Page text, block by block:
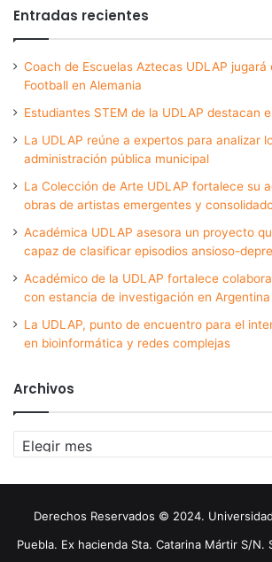
Entradas recientes
Coach de Escuelas Aztecas UDLAP jugará
Football en Alemania
Estudiantes STEM de la UDLAP destacan
La UDLAP reúne a expertos para analizar
administración pública municipal
La Colección de Arte UDLAP fortalece su
obras de artistas emergentes y
Académica UDLAP asesora un proyecto
capaz de clasificar episodios ansioso-
Académico de la UDLAP fortalece
con estancia de investigación en Argentina
La UDLAP, punto de encuentro para el
en bioinformática y redes complejas
Archivos
Archivos
Derechos Reservados © 2024.
Puebla. Ex hacienda Sta. Catarina Mártir S/N.